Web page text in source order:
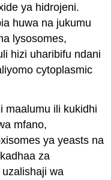
ya hidrojeni.
huwa na jukumu
lysosomes,
hizi uharibifu ndani
cytoplasmic
maalumu ili kukidhi
mfano,
ya yeasts na
za
wa